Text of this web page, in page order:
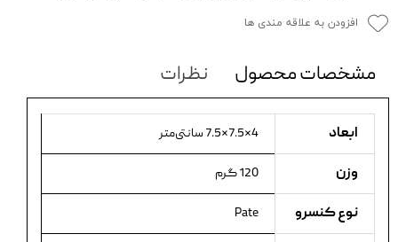
افزودن به علاقه مندی ها
مشخصات محصول نظرات
ابعاد 4×7.5×7.5 سانتی‌متر
وزن 120 گرم
نوع کنسرو Pate